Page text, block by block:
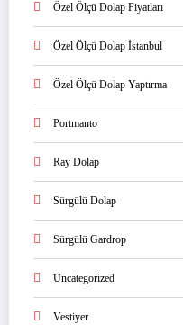
Özel Ölçü Dolap Fiyatları
Özel Ölçü Dolap İstanbul
Özel Ölçü Dolap Yaptırma
Portmanto
Ray Dolap
Sürgülü Dolap
Sürgülü Gardrop
Uncategorized
Vestiyer